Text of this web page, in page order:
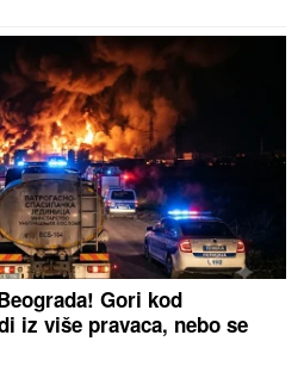
Gori kod
iz više pravaca, nebo se